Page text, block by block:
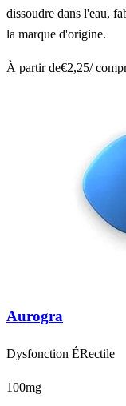
dissoudre dans l'eau,
la marque d'origine.
À partir de€2,25/
Aurogra
Dysfonction ÉRectile
100mg